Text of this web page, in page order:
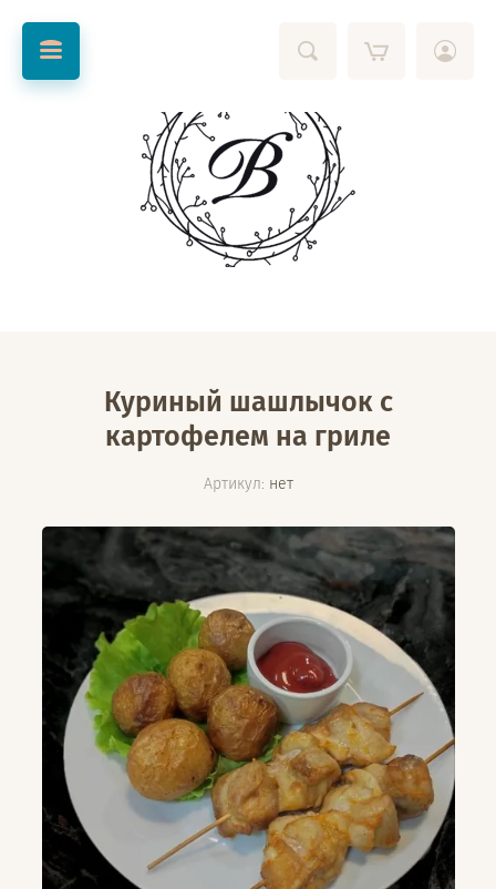
Куриный шашлычок с
картофелем на гриле
Артикул: нет